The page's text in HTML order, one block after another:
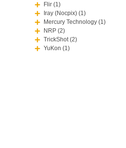
Flir (1)
Iray (Nocpix) (1)
Mercury Technology (1)
NRP (2)
TrickShot (2)
YuKon (1)